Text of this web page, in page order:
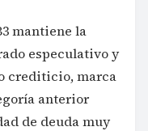
mantiene la
especulativo y
crediticio, marca
anterior
de deuda muy